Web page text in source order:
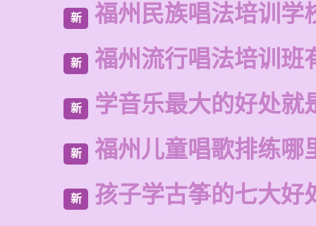
新 福州民族唱法培训学
新 福州流行唱法培训班
新 学音乐最大的好处就
新 福州儿童唱歌排练哪
新 孩子学古筝的七大好